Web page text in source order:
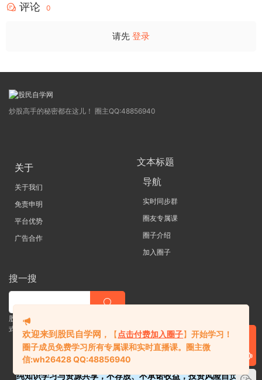
评论 0
请先 登录
炒股高手的秘密都在这儿！ 圈主QQ:48856940
关于
关于我们
免责申明
平台优势
广告合作
文本标题
导航
实时同步群
圈友专属课
圈子介绍
加入圈子
搜一搜
股票 |直播| 外汇| 期货 |金融理财一站
式学习平台
纯知识学习与资源共享，不荐股、不承诺收益，投资风险自负。
欢迎来到股民自学网 ， 【 点击付费加入圈子】开始学习！
圈子成员免费学习所有专属课和实时直播课。 圈主微
信:wh26428 QQ:48856940